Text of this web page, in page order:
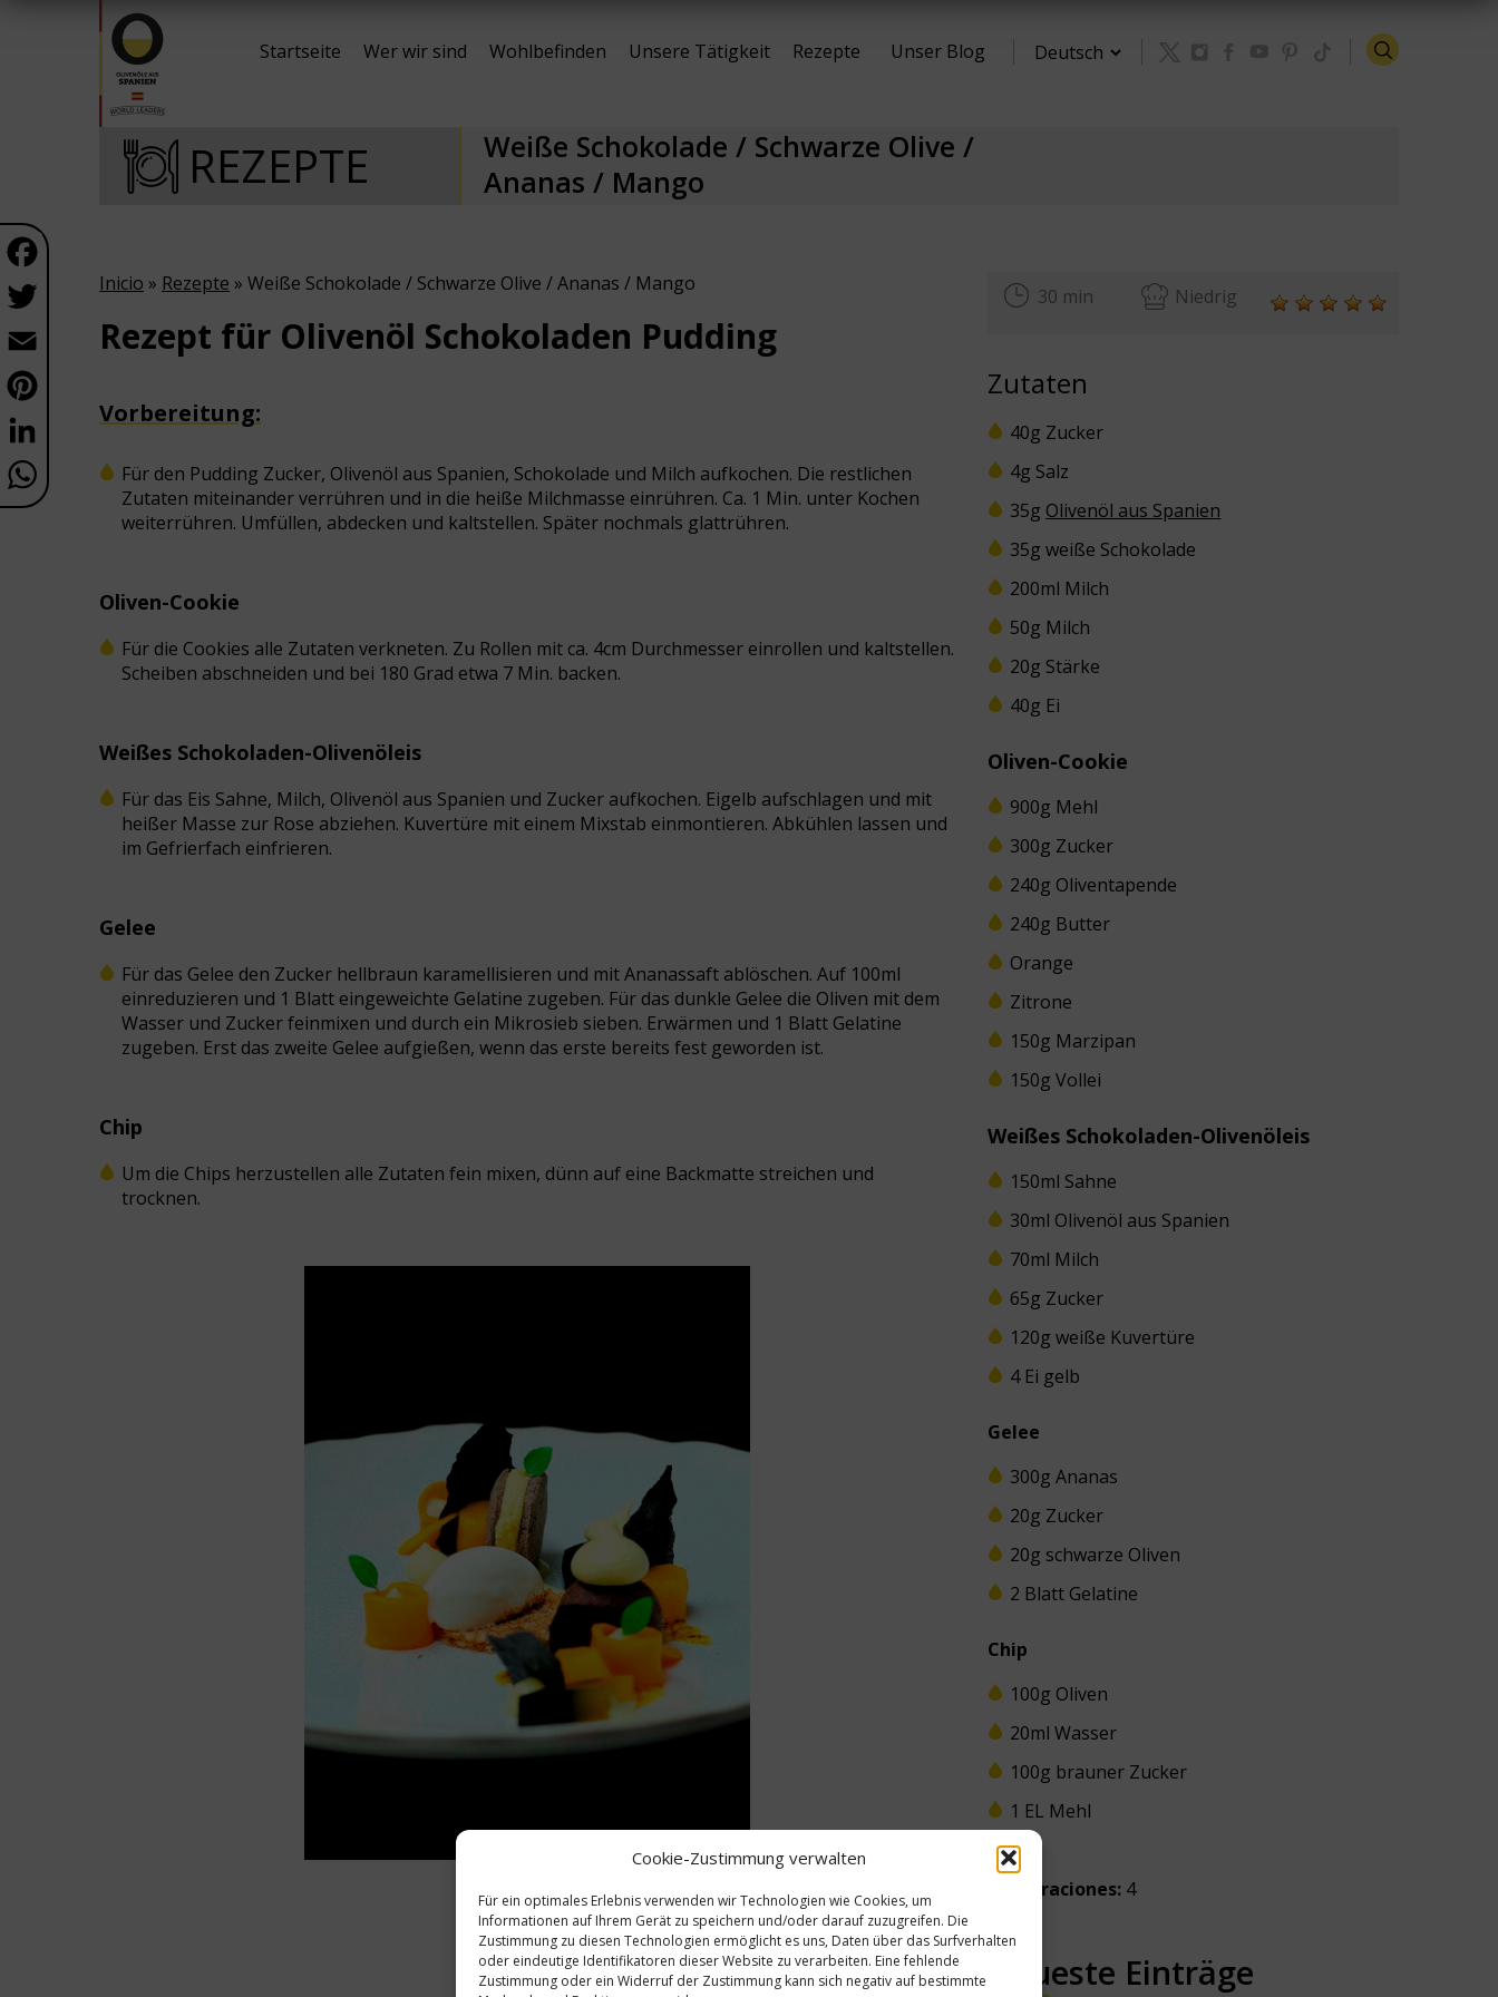
Cookie-Zustimmung verwalten
Für ein optimales Erlebnis verwenden wir Technologien wie Cookies, um
Informationen auf Ihrem Gerät zu speichern und/oder darauf zuzugreifen. Die
Zustimmung zu diesen Technologien ermöglicht es uns, Daten über das Surfverhalten
oder eindeutige Identifikatoren dieser Website zu verarbeiten. Eine fehlende
Zustimmung oder ein Widerruf der Zustimmung kann sich negativ auf bestimmte
Startseite Wer wir sind Wohlbefinden Unsere Tätigkeit Rezepte Unser Blog
Facebook
Twitter
Email
LinkedIn
WhatsApp
REZEPTE
Weiße Schokolade / Schwarze Olive /
Ananas / Mango
Inicio » Rezepte » Weiße Schokolade / Schwarze Olive / Ananas / Mango
Rezept für Olivenöl Schokoladen Pudding
Vorbereitung:
Für den Pudding Zucker, Olivenöl aus Spanien, Schokolade und Milch aufkochen. Die restlichen
Zutaten miteinander verrühren und in die heiße Milchmasse einrühren. Ca. 1 Min. unter Kochen
weiterrühren. Umfüllen, abdecken und kaltstellen. Später nochmals glattrühren.
Oliven-Cookie
Für die Cookies alle Zutaten verkneten. Zu Rollen mit ca. 4cm Durchmesser einrollen und kaltstellen.
Scheiben abschneiden und bei 180 Grad etwa 7 Min. backen.
Weißes Schokoladen-Olivenöleis
Für das Eis Sahne, Milch, Olivenöl aus Spanien und Zucker aufkochen. Eigelb aufschlagen und mit
heißer Masse zur Rose abziehen. Kuvertüre mit einem Mixstab einmontieren. Abkühlen lassen und
im Gefrierfach einfrieren.
Gelee
Für das Gelee den Zucker hellbraun karamellisieren und mit Ananassaft ablöschen. Auf 100ml
einreduzieren und 1 Blatt eingeweichte Gelatine zugeben. Für das dunkle Gelee die Oliven mit dem
Wasser und Zucker feinmixen und durch ein Mikrosieb sieben. Erwärmen und 1 Blatt Gelatine
zugeben. Erst das zweite Gelee aufgießen, wenn das erste bereits fest geworden ist.
Chip
Um die Chips herzustellen alle Zutaten fein mixen, dünn auf eine Backmatte streichen und
trocknen.
30 min Niedrig
Zutaten
40g Zucker
4g Salz
35g Olivenöl aus Spanien
35g weiße Schokolade
200ml Milch
50g Milch
20g Stärke
40g Ei
Oliven-Cookie
900g Mehl
300g Zucker
240g Oliventapende
240g Butter
Orange
Zitrone
150g Marzipan
150g Vollei
Weißes Schokoladen-Olivenöleis
150ml Sahne
30ml Olivenöl aus Spanien
70ml Milch
65g Zucker
120g weiße Kuvertüre
4 Ei gelb
Gelee
300g Ananas
20g Zucker
20g schwarze Oliven
2 Blatt Gelatine
Chip
100g Oliven
20ml Wasser
100g brauner Zucker
1 EL Mehl
Nº de raciones: 4
Neueste Einträge